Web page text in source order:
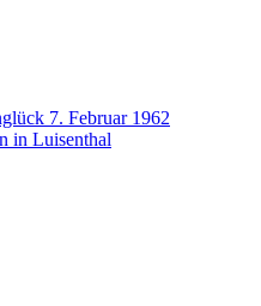
7. Februar 1962
in Luisenthal